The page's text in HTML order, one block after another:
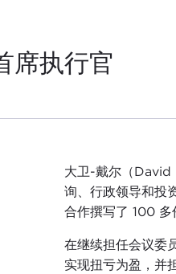
席执行官
大卫-戴尔（David
询、行政领导和投
合作撰写了 100 多
在继续担任会议委
实现扭亏为盈，并